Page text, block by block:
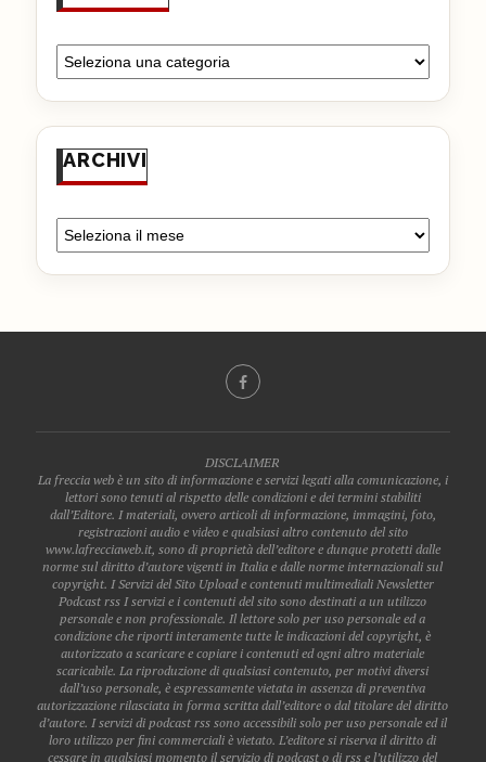
ARCHIVI
DISCLAIMER
La freccia web è un sito di informazione e servizi legati alla comunicazione, i
lettori sono tenuti al rispetto delle condizioni e dei termini stabiliti
dall’Editore. I materiali, ovvero articoli di informazione, immagini, foto,
registrazioni audio e video e qualsiasi altro contenuto del sito
www.lafrecciaweb.it, sono di proprietà dell’editore e dunque protetti dalle
norme sul diritto d’autore vigenti in Italia e dalle norme internazionali sul
copyright. I Servizi del Sito Upload e contenuti multimediali Newsletter
Podcast rss I servizi e i contenuti del sito sono destinati a un utilizzo
personale e non professionale. Il lettore solo per uso personale ed a
condizione che riporti interamente tutte le indicazioni del copyright, è
autorizzato a scaricare e copiare i contenuti ed ogni altro materiale
scaricabile. La riproduzione di qualsiasi contenuto, per motivi diversi
dall’uso personale, è espressamente vietata in assenza di preventiva
autorizzazione rilasciata in forma scritta dall’editore o dal titolare del diritto
d’autore. I servizi di podcast rss sono accessibili solo per uso personale ed il
loro utilizzo per fini commerciali è vietato. L’editore si riserva il diritto di
cessare in qualsiasi momento il servizio di podcast o di rss e l’utilizzo del